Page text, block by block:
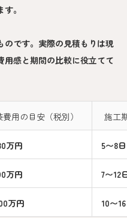
。
のです。実際の見積もりは現
感と期間の比較に役立てて
用の目安（税別） 施工
万円 5〜8
万円 7〜12
万円 10〜